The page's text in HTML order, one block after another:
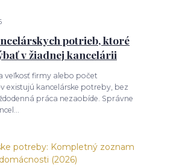
potrieb, ktoré
v žiadnej kancelárii
veľkosť firmy alebo počet
existujú kancelárske potreby, bez
práca nezaobíde. Správne